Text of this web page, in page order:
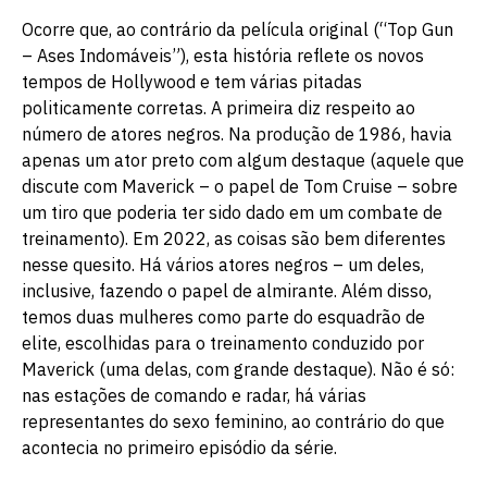
Ocorre que, ao contrário da película original (“Top Gun
– Ases Indomáveis”), esta história reflete os novos
tempos de Hollywood e tem várias pitadas
politicamente corretas. A primeira diz respeito ao
número de atores negros. Na produção de 1986, havia
apenas um ator preto com algum destaque (aquele que
discute com Maverick – o papel de Tom Cruise – sobre
um tiro que poderia ter sido dado em um combate de
treinamento). Em 2022, as coisas são bem diferentes
nesse quesito. Há vários atores negros – um deles,
inclusive, fazendo o papel de almirante. Além disso,
temos duas mulheres como parte do esquadrão de
elite, escolhidas para o treinamento conduzido por
Maverick (uma delas, com grande destaque). Não é só:
nas estações de comando e radar, há várias
representantes do sexo feminino, ao contrário do que
acontecia no primeiro episódio da série.